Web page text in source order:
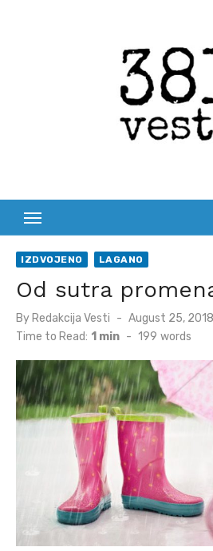
IZDVOJENO LAGANO
Od sutra
By Redakcija Vesti
Posted
on
August 25, 2018
Time to Read: 1 min - 199 words